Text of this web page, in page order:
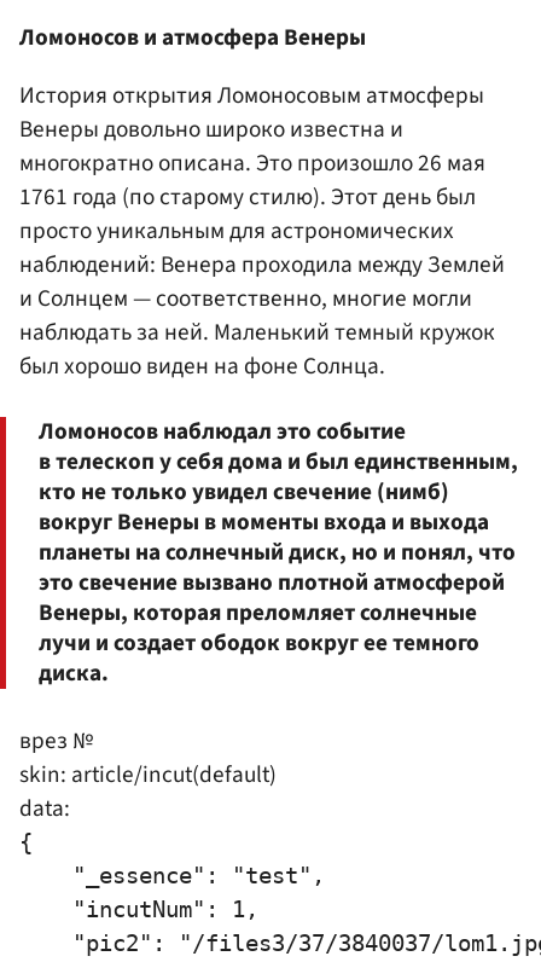
Ломоносов и атмосфера Венеры
История открытия Ломоносовым атмосферы
Венеры довольно широко известна и
многократно описана. Это произошло 26 мая
1761 года (по старому стилю). Этот день был
просто уникальным для астрономических
наблюдений: Венера проходила между Землей
и Солнцем — соответственно, многие могли
наблюдать за ней. Маленький темный кружок
был хорошо виден на фоне Солнца.
Ломоносов наблюдал это событие
в телескоп у себя дома и был единственным,
кто не только увидел свечение (нимб)
вокруг Венеры в моменты входа и выхода
планеты на солнечный диск, но и понял, что
это свечение вызвано плотной атмосферой
Венеры, которая преломляет солнечные
лучи и создает ободок вокруг ее темного
диска.
врез №
skin: article/incut(default)
data:
{
    "_essence": "test",
    "incutNum": 1,
"pic2": "/files3/37/3840037/